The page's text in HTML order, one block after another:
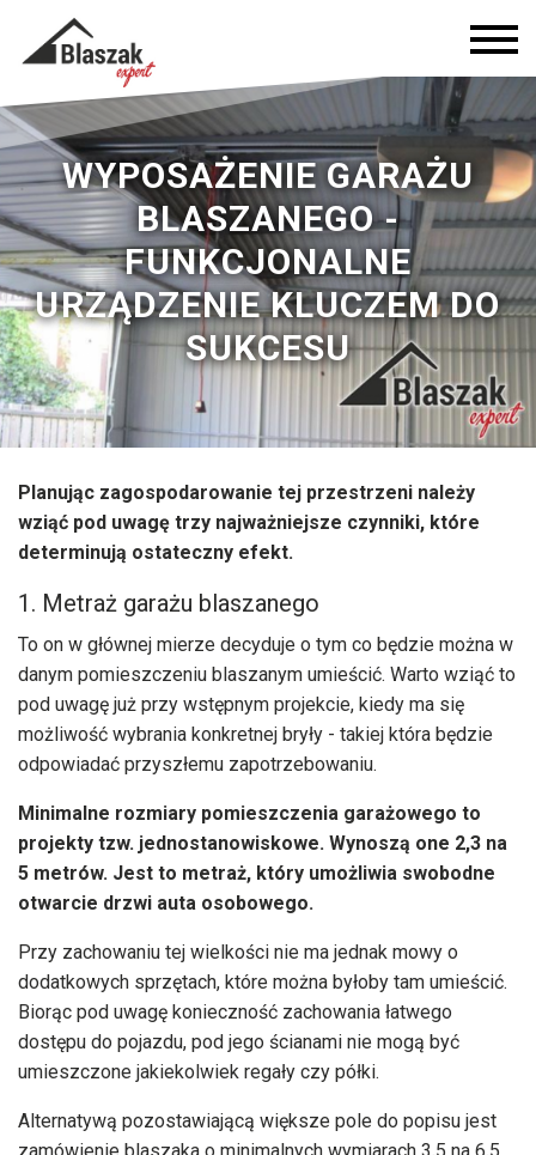
WYPOSAŻENIE GARAŻU
BLASZANEGO -
FUNKCJONALNE
URZĄDZENIE KLUCZEM DO
SUKCESU
Planując zagospodarowanie tej przestrzeni należy
wziąć pod uwagę trzy najważniejsze czynniki, które
determinują ostateczny efekt.
1. Metraż garażu blaszanego
To on w głównej mierze decyduje o tym co będzie można w
danym pomieszczeniu blaszanym umieścić. Warto wziąć to
pod uwagę już przy wstępnym projekcie, kiedy ma się
możliwość wybrania konkretnej bryły - takiej która będzie
odpowiadać przyszłemu zapotrzebowaniu.
Minimalne rozmiary pomieszczenia garażowego to
projekty tzw. jednostanowiskowe. Wynoszą one 2,3 na
5 metrów. Jest to metraż, który umożliwia swobodne
otwarcie drzwi auta osobowego.
Przy zachowaniu tej wielkości nie ma jednak mowy o
dodatkowych sprzętach, które można byłoby tam umieścić.
Biorąc pod uwagę konieczność zachowania łatwego
dostępu do pojazdu, pod jego ścianami nie mogą być
umieszczone jakiekolwiek regały czy półki.
Alternatywą pozostawiającą większe pole do popisu jest